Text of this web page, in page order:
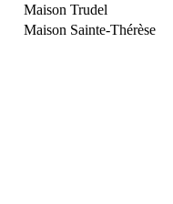
Maison Trudel
Maison Sainte-Thérèse